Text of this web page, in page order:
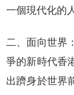
一個現代化的
二、面向世界
爭的新時代香
出躋身於世界